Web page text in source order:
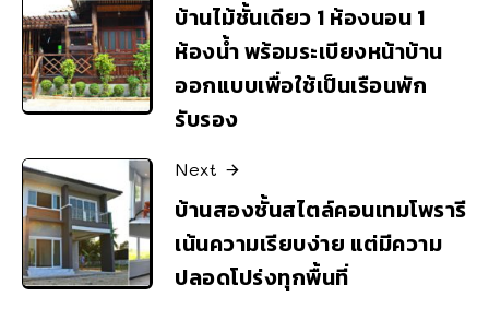
บ้านไม้ชั้นเดียว 1 ห้องนอน 1
ห้องน้ำ พร้อมระเบียงหน้าบ้าน
ออกแบบเพื่อใช้เป็นเรือนพัก
รับรอง
Next
บ้านสองชั้นสไตล์คอนเทมโพรารี
เน้นความเรียบง่าย แต่มีความ
ปลอดโปร่งทุกพื้นที่